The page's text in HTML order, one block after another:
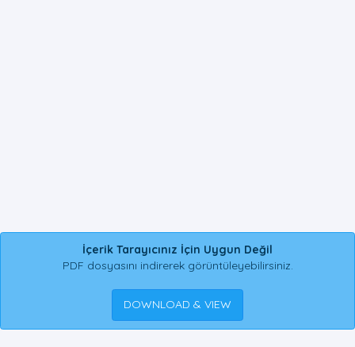
İçerik Tarayıcınız İçin Uygun Değil
PDF dosyasını indirerek görüntüleyebilirsiniz.
DOWNLOAD & VIEW